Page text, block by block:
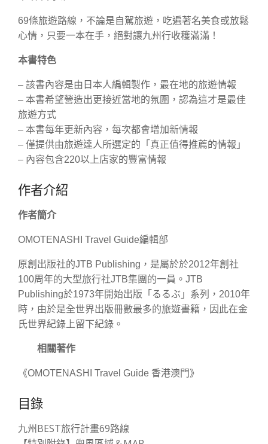
69條旅遊路線，不論是自駕旅遊，吃遍著名美食或放鬆
心情，只要一本在手，絕對讓九州行收穫滿滿！
本書特色
– 該書內容是由日本人編輯製作，最在地的旅遊情報
– 本書希望營造出更接近當地的氛圍，認為這才是最佳
旅遊方式
– 本書每年更新內容，每次都會增加新情報
– 僅提供由旅遊達人所選定的「真正值得推薦的情報」
– 內容包含220以上店家的豐富情報
作者介紹
作者簡介
OMOTENASHI Travel Guide編輯部
原創出版社的JTB Publishing，是屬於於2012年創社
100周年的大型旅行社JTB集團的一員。JTB
Publishing於1973年開始出版「るるぶ」系列，2010年
時，由於是全世界出版冊數最多的旅遊書籍，因此在金
氏世界紀錄上留下紀錄。
相關著作
《OMOTENASHI Travel Guide 香港澳門》
目錄
九州BEST旅行計畫69路線